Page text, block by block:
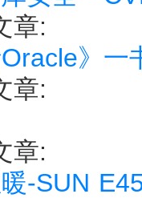
章:
Oracle》一
章:
章:
-SUN